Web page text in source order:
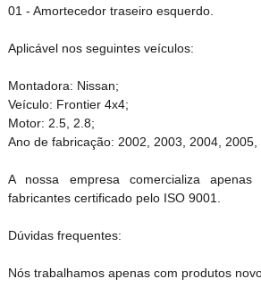
01 - Amortecedor traseiro esquerdo.
Aplicável nos seguintes veículos:
Montadora: Nissan;
Veículo: Frontier 4x4;
Motor: 2.5, 2.8;
Ano de fabricação: 2002, 2003, 2004, 2005,
A nossa empresa comercializa
fabricantes certificado pelo ISO 9001.
Dúvidas frequentes:
Nós trabalhamos apenas com produtos